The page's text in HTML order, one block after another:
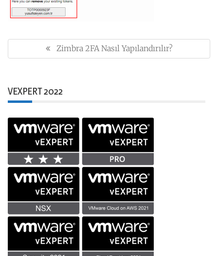
Previous
Post:
Zimbra 2FA Nasıl Yapılandırılır?
VEXPERT 2022